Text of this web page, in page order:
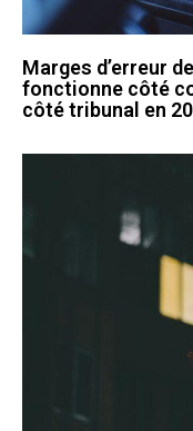
Marges d’erreur
fonctionne côté
côté tribunal en